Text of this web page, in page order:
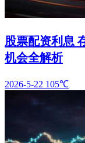
股票配资利息
机会全解析
2026-5-22 105℃